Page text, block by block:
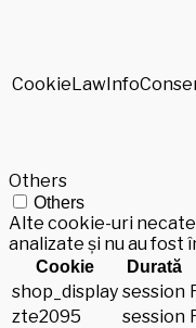
Others
Others
Alte cookie-uri
analizate și nu au fost
Cookie Durată
shop_display session
zte2095
session